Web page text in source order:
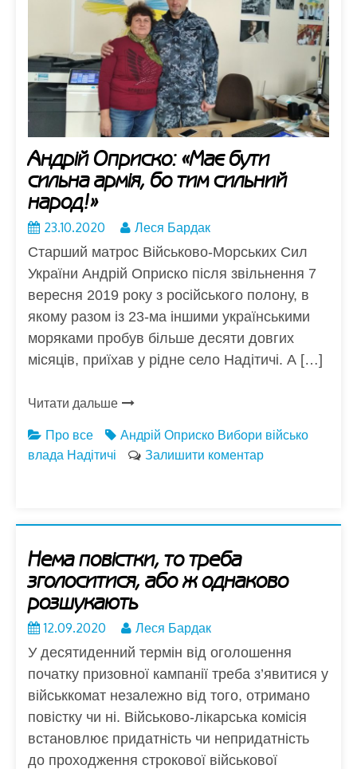
Андрій Оприско: «Має бути
сильна армія, бо тим сильний
народ!»
23.10.2020
Леся Бардак
Старший матрос Військово-Морських Сил
України Андрій Оприско після звільнення 7
вересня 2019 року з російського полону, в
якому разом із 23-ма іншими українськими
моряками пробув більше десяти довгих
місяців, приїхав у рідне село Надітичі. А […]
Читати дальше
Про все
Андрій Оприско Вибори військо
влада Надітичі Залишити коментар
Нема повістки, то треба
зголоситися, або ж однаково
розшукають
12.09.2020
Леся Бардак
У десятиденний термін від оголошення
початку призовної кампанії треба з’явитися у
військкомат незалежно від того, отримано
повістку чи ні. Військово-лікарська комісія
встановлює придатність чи непридатність
до проходження строкової військової